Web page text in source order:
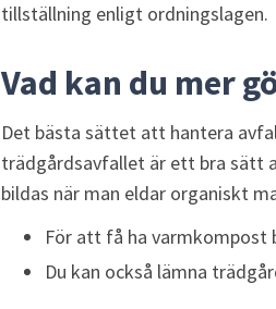
tillställning enligt ordningslagen.
Vad kan du mer
Det bästa sättet att hantera
trädgårdsavfallet är ett bra sätt
bildas när man eldar organiskt
För att få ha varmkompost
Du kan också lämna